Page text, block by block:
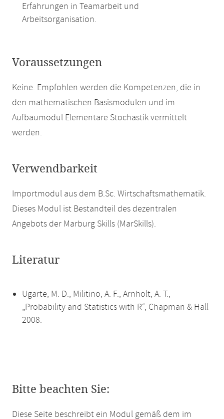
Erfahrungen in Teamarbeit und
Arbeitsorganisation.
Voraussetzungen
Keine. Empfohlen werden die Kompetenzen, die in
den mathematischen Basismodulen und im
Aufbaumodul Elementare Stochastik vermittelt
werden.
Verwendbarkeit
Importmodul aus dem B.Sc. Wirtschaftsmathematik.
Dieses Modul ist Bestandteil des dezentralen
Angebots der Marburg Skills (MarSkills).
Literatur
Ugarte, M. D., Militino, A. F., Arnholt, A. T.,
„Probability and Statistics with R“, Chapman & Hall
2008.
Bitte beachten Sie:
Diese Seite beschreibt ein Modul gemäß dem im